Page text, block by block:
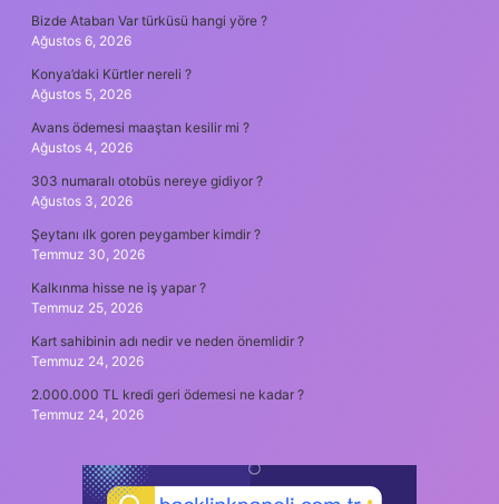
Bizde Atabarı Var türküsü hangi yöre ?
Ağustos 6, 2026
Konya’daki Kürtler nereli ?
Ağustos 5, 2026
Avans ödemesi maaştan kesilir mi ?
Ağustos 4, 2026
303 numaralı otobüs nereye gidiyor ?
Ağustos 3, 2026
Şeytanı ılk goren peygamber kimdir ?
Temmuz 30, 2026
Kalkınma hisse ne iş yapar ?
Temmuz 25, 2026
Kart sahibinin adı nedir ve neden önemlidir ?
Temmuz 24, 2026
2.000.000 TL kredi geri ödemesi ne kadar ?
Temmuz 24, 2026